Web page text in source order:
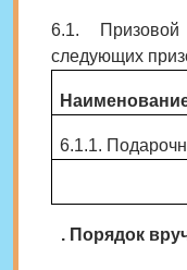
6.1.
следующих
6.1.1.
. Порядок